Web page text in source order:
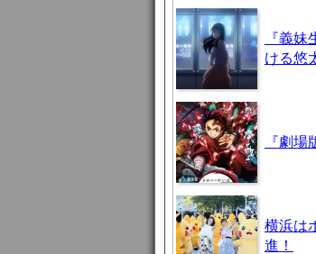
『義
ける悠
『劇
横浜は
進！